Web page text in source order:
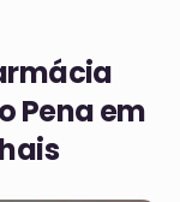
Pena em